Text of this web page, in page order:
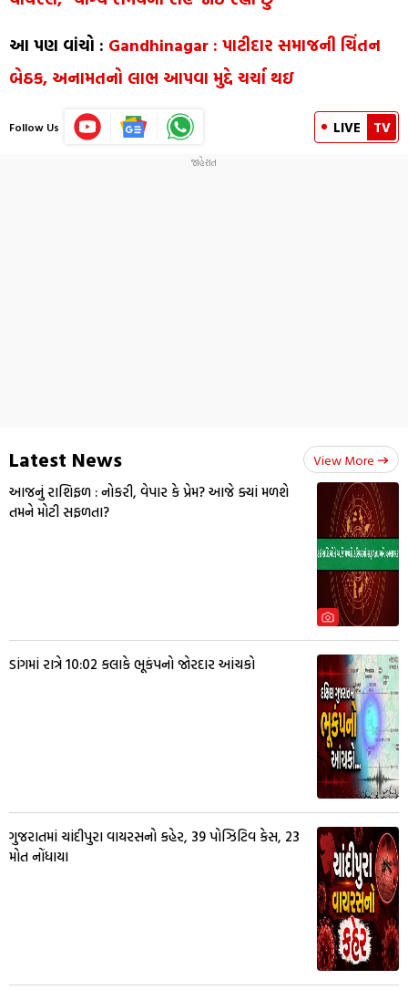
આ પણ વાંચો : Gandhinagar : પાટીદાર સમાજની ચિંતન
બેઠક, અનામતનો લાભ આપવા મુદ્દે ચર્ચા થઇ
Follow Us LIVE TV
Latest News View More
આજનું રાશિફળ : નોકરી, વેપાર કે પ્રેમ? આજે ક્યાં મળશે
તમને મોટી સફળતા?
ડાંગમાં રાત્રે 10:02 કલાકે ભૂકંપનો જોરદાર આંચકો
ગુજરાતમાં ચાંદીપુરા વાયરસનો કહેર, 39 પોઝિટિવ કેસ, 23
મોત નોંધાયા